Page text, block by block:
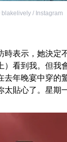
blakelively / Instagram
時表示，她決定
）看到我。但我
去年晚宴中穿的
太貼心了。星期